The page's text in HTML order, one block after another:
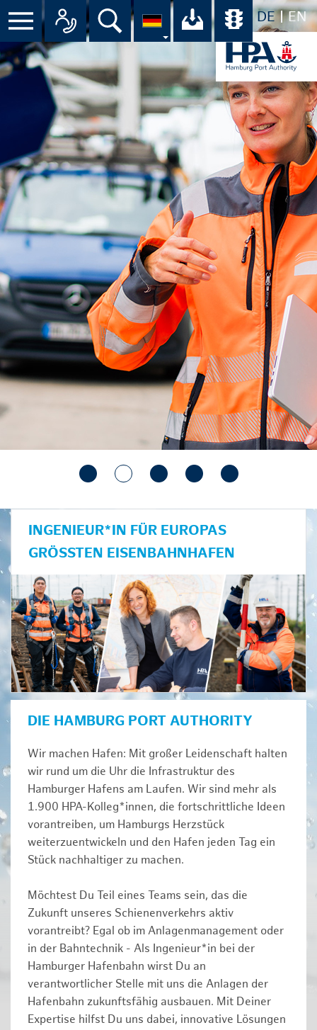
DE EN
Suche Ihr Download-
INGENIEUR*IN FÜR EUROPAS
GRÖSSTEN EISENBAHNHAFEN
DIE HAMBURG PORT AUTHORITY
Wir machen Hafen: Mit großer Leidenschaft halten
wir rund um die Uhr die Infrastruktur des
Hamburger Hafens am Laufen. Wir sind mehr als
1.900 HPA-Kolleg*innen, die fortschrittliche Ideen
vorantreiben, um Hamburgs Herzstück
weiterzuentwickeln und den Hafen jeden Tag ein
Stück nachhaltiger zu machen.
Möchtest Du Teil eines Teams sein, das die
Zukunft unseres Schienenverkehrs aktiv
vorantreibt? Egal ob im Anlagenmanagement oder
in der Bahntechnik - Als Ingenieur*in bei der
Hamburger Hafenbahn wirst Du an
verantwortlicher Stelle mit uns die Anlagen der
Hafenbahn zukunftsfähig ausbauen. Mit Deiner
Expertise hilfst Du uns dabei, innovative Lösungen